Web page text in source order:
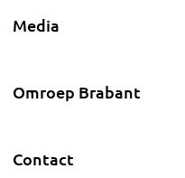
Media
Omroep Brabant
Contact